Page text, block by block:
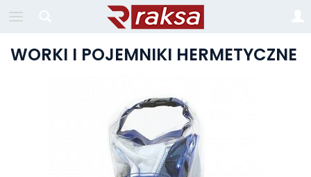
WORKI I POJEMNIKI HERMETYCZNE